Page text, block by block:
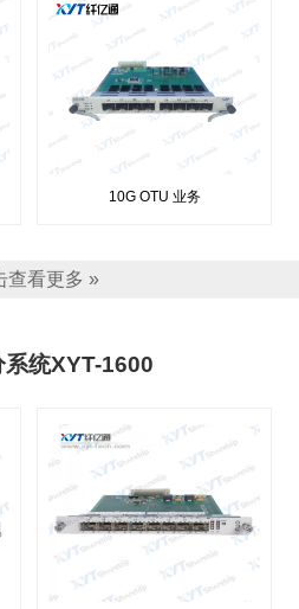
10G OTU 业务
查看更多 »
系统XYT-1600